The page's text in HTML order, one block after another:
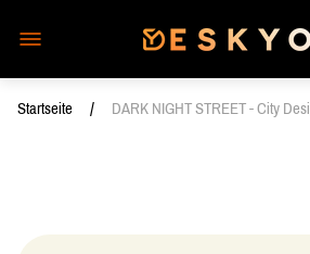
Laden-
Logo"
Startseite / DARK NIGHT STREET - City